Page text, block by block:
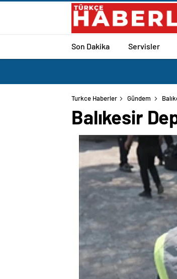
Son Dakika Servisler
Turkce Haberler Gündem
Balıkesir